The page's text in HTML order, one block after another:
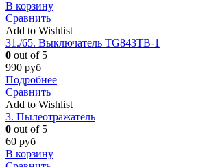
В корзину
Сравнить
Add to Wishlist
31./65. Выключатель TG843TB-1
0 out of 5
990 руб
Подробнее
Сравнить
Add to Wishlist
3. Пылеотражатель
0 out of 5
60 руб
В корзину